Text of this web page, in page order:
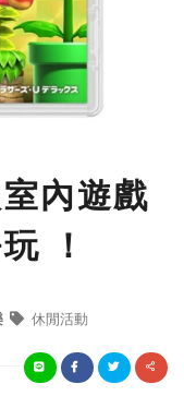
內遊戲
！
休閒活動